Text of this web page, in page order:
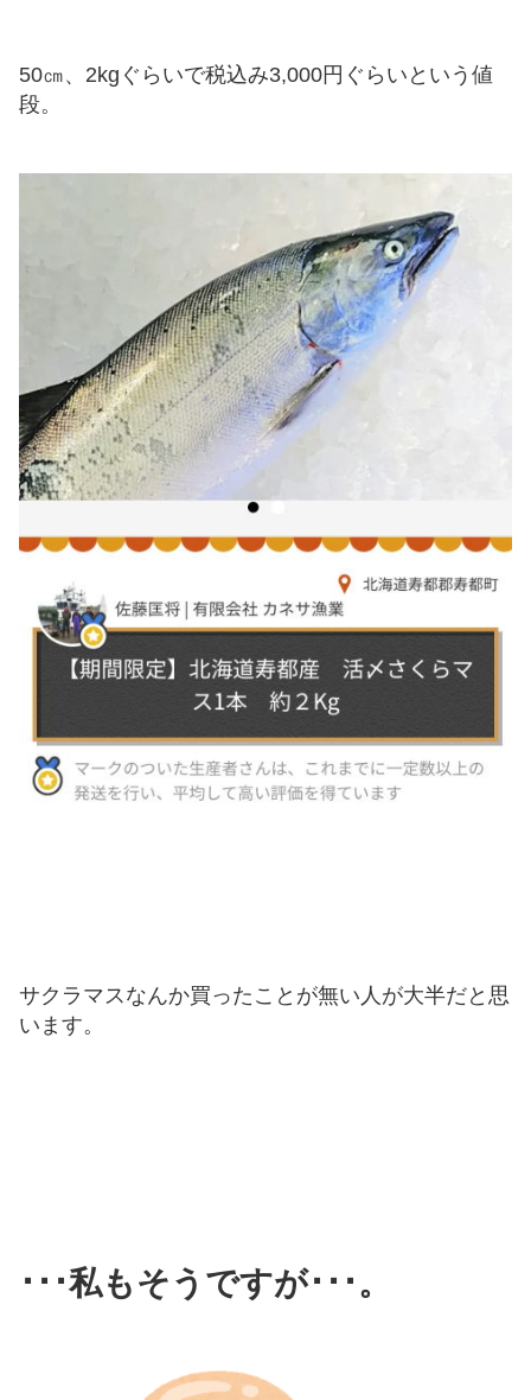
50㎝、2kgぐらいで税込み3,000円ぐらいという値
段。
サクラマスなんか買ったことが無い人が大半だと思
います。
･･･私もそうですが･･･。